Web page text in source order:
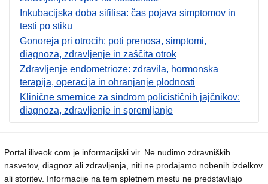
Inkubacijska doba sifilisa: čas pojava simptomov in
testi po stiku
Gonoreja pri otrocih: poti prenosa, simptomi,
diagnoza, zdravljenje in zaščita otrok
Zdravljenje endometrioze: zdravila, hormonska
terapija, operacija in ohranjanje plodnosti
Klinične smernice za sindrom policističnih jajčnikov:
diagnoza, zdravljenje in spremljanje
Portal iliveok.com je informacijski vir. Ne nudimo zdravniških
nasvetov, diagnoz ali zdravljenja, niti ne prodajamo nobenih izdelkov
ali storitev. Informacije na tem spletnem mestu ne predstavljajo